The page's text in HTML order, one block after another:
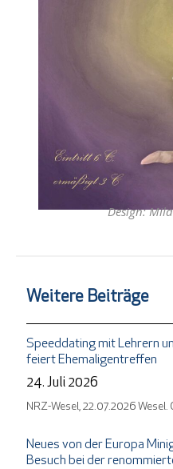
Design:
Weitere Beiträge
Speeddating mit Lehrern
feiert Ehemaligentreffen
24. Juli 2026
NRZ-Wesel, 22.07.2026 Wesel.
Neues von der Europa
Besuch bei der